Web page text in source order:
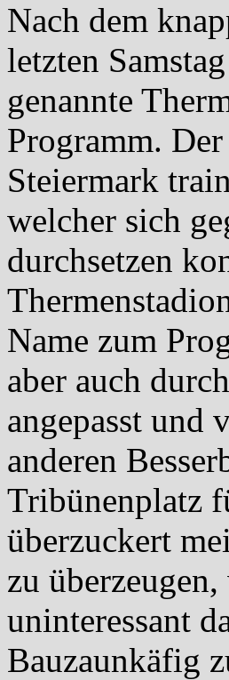
Nach dem
letzten
genannte
Programm.
Steiermark
welcher sich
durchsetzen
Name zum
aber auch
angepasst und
anderen
Tribünenplatz
überzuckert
zu
uninteressant
Bauzaunkäfig